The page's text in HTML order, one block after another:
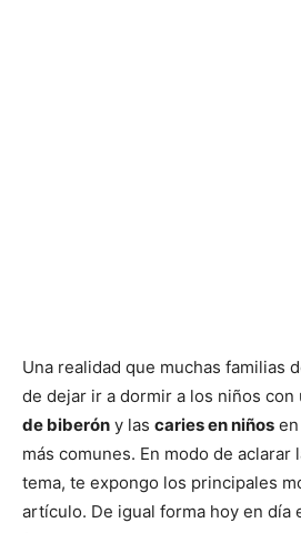
Una realidad que muchas familias
de dejar ir a dormir a los niños con
de biberón y las caries en niños
más comunes. En modo de aclarar
tema, te expongo los principales
artículo. De igual forma hoy en día